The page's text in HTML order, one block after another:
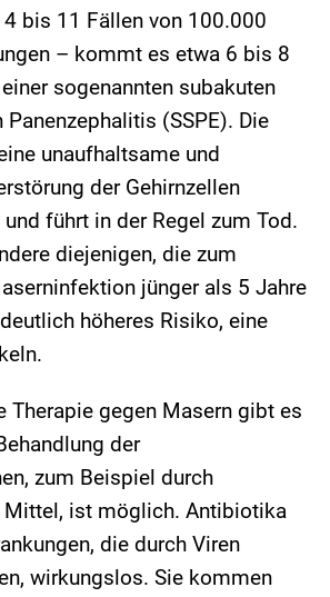
bis 11 Fällen von 100.000
– kommt es etwa 6 bis 8
sogenannten subakuten
(SSPE). Die
unaufhaltsame und
der Gehirnzellen
führt in der Regel zum Tod.
diejenigen, die zum
jünger als 5 Jahre
höheres Risiko, eine
Therapie gegen Masern gibt es
der
zum Beispiel durch
Mittel, ist möglich. Antibiotika
die durch Viren
wirkungslos. Sie kommen